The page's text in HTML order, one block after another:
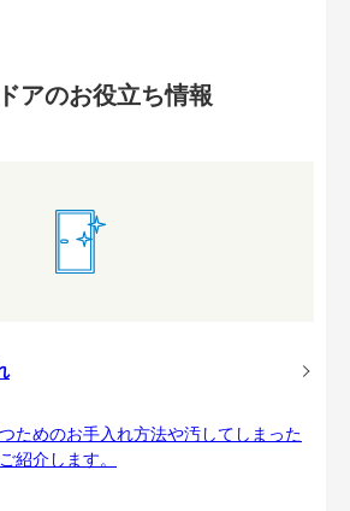
アのお役立ち情報
ためのお手入れ方法や汚してしまった
紹介します。